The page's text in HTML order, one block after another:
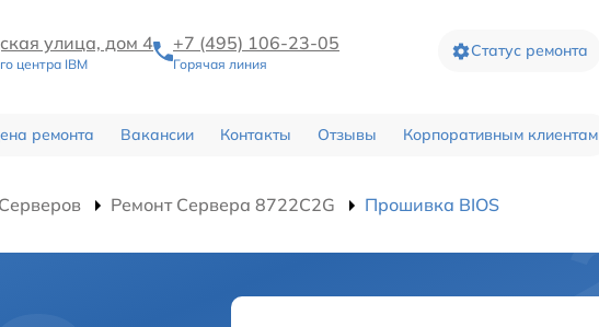
улица, дом 4
центра IBM
+7 (495) 106-23-05
Горячая линия
Статус ремонта
ремонта Вакансии Контакты Отзывы Корпоративным клиентам
Ремонт Сервера 8722C2G Прошивка BIOS